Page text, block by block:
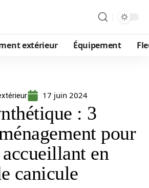
extérieur Équipement
17 juin 2024
: 3
pour
en
canicule